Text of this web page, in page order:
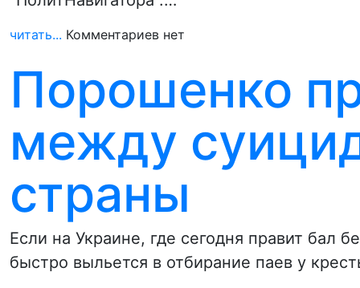
читать... Комментариев нет
Порошенко
между
страны
Если на Украине, где сегодня правит бал
быстро выльется в отбирание паев у